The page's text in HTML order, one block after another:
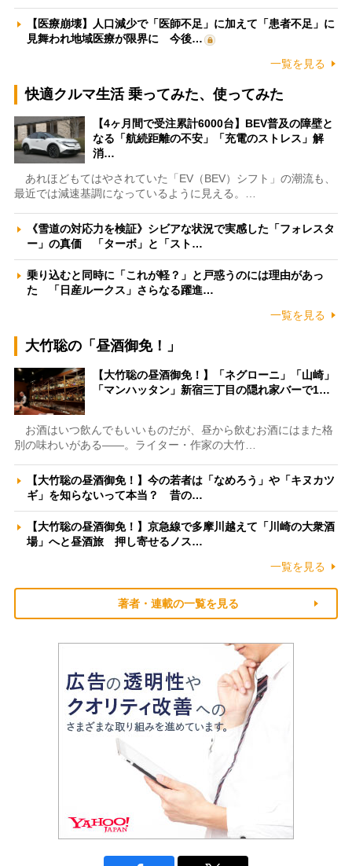
【医療崩壊】人口減少で「医師不足」に加えて「患者不足」に
見舞われ地域医療が限界に 今後…
一覧を見る
快適クルマ生活 乗ってみた、使ってみた
【4ヶ月間で受注累計6000台】BEV普及の障壁と
なる「航続距離の不安」「充電のストレス」解
消…
あれほどもてはやされていた「EV（BEV）シフト」の潮流も、
最近では減速基調になっているように見える。…
《雪道の対応力を検証》シビアな状況で実感した「フォレスタ
ー」の真価 「ターボ」と「スト…
乗り込むと同時に「これが軽？」と戸惑うのには理由があっ
た 「日産ルークス」さらなる躍進…
一覧を見る
大竹聡の「昼酒御免！」
【大竹聡の昼酒御免！】「ネグローニ」「山崎」
「マンハッタン」新宿三丁目の隠れ家バーで1…
お酒はいつ飲んでもいいものだが、昼から飲むお酒にはまた格
別の味わいがある――。ライター・作家の大竹…
【大竹聡の昼酒御免！】今の若者は「なめろう」や「キヌカツ
ギ」を知らないって本当？ 昔の…
【大竹聡の昼酒御免！】京急線で多摩川越えて「川崎の大衆酒
場」へと昼酒旅 押し寄せるノス…
一覧を見る
著者・連載の一覧を見る